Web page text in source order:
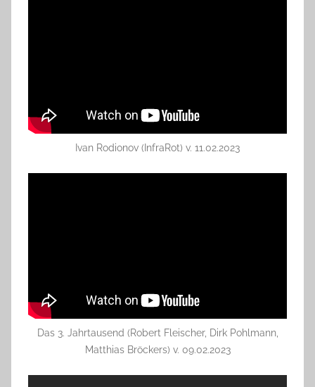
Ivan Rodionov (InfraRot) v. 11.02.2023
Das 3. Jahrtausend (Robert Fleischer, Dirk Pohlmann,
Matthias Bröckers) v. 09.02.2023